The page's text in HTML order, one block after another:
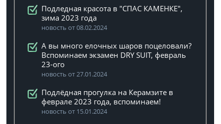
Подледная красота в "СПАС КАМЕНКЕ",
зима 2023 года
новость от 08.02.2024
А вы много елочных шаров поцеловали?
Вспоминаем экзамен DRY SUIT, февраль
23-ого
новость от 27.01.2024
Подлёдная прогулка на Керамзите в
феврале 2023 года, вспоминаем!
новость от 15.01.2024